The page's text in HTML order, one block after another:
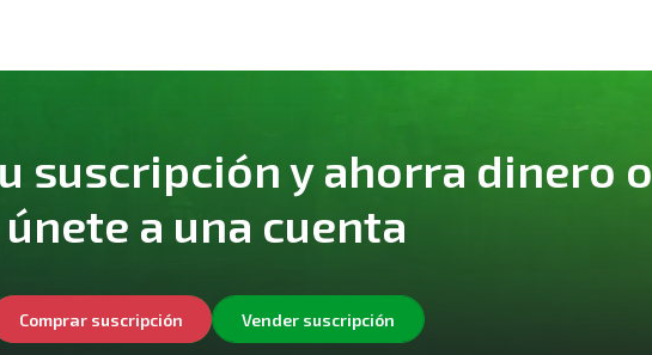
suscripción y ahorra dinero o
únete a una cuenta
Comprar suscripción Vender suscripción